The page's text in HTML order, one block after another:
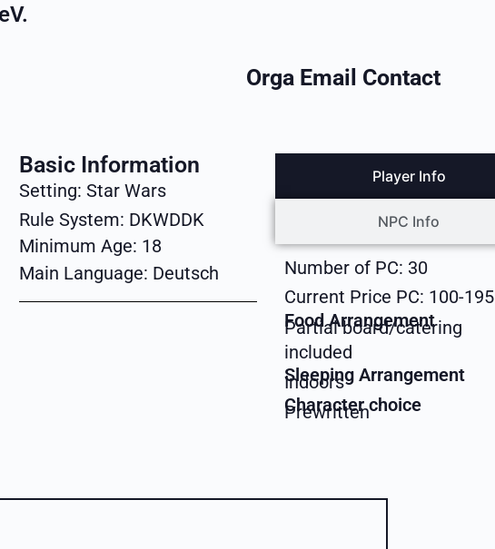
eV.
Orga Email Contact
Basic Information
Setting: Star Wars
Rule System: DKWDDK
Minimum Age: 18
Main Language: Deutsch
Player Info
NPC Info
Number of PC: 30
Current Price PC: 100-195
Food Arrangement
Partial board/catering
included
Sleeping Arrangement
Indoors
Character choice
Prewritten